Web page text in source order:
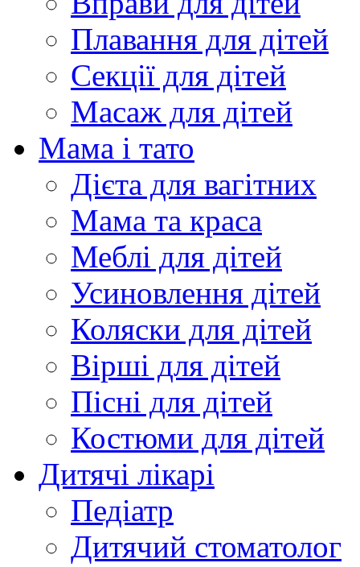
Плавання для дітей
Секції для дітей
Масаж для дітей
Мама і тато
Дієта для вагітних
Мама та краса
Меблі для дітей
Усиновлення дітей
Коляски для дітей
Вірші для дітей
Пісні для дітей
Костюми для дітей
Дитячі лікарі
Педіатр
Дитячий стоматолог